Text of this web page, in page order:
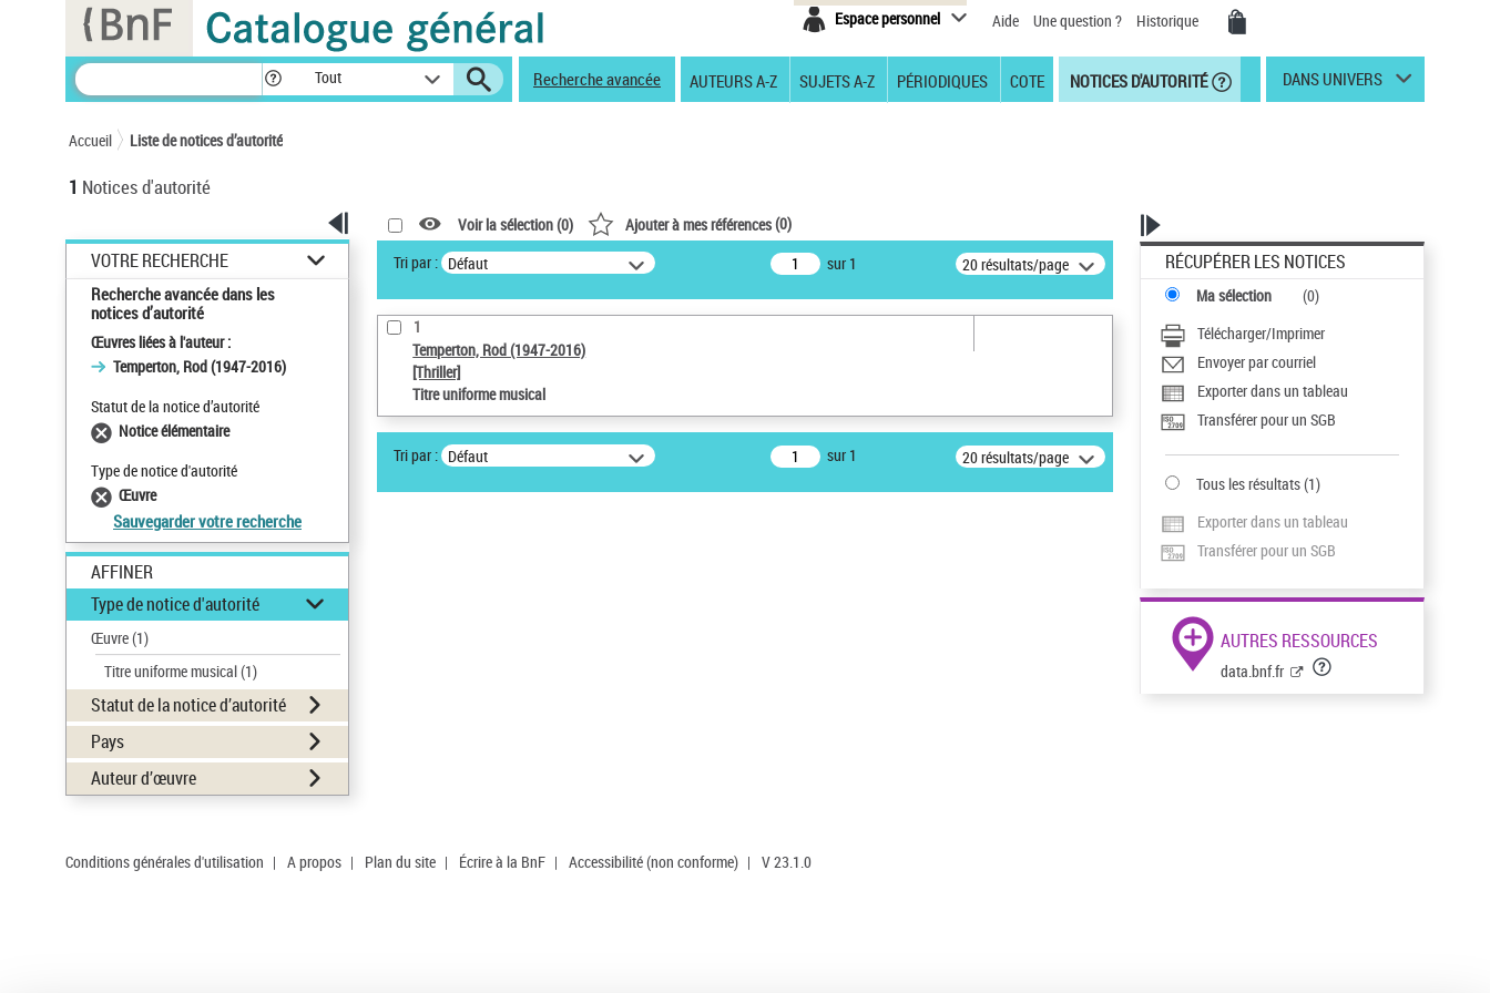
Espace personnel Aide Une question ? Historique
Tout Recherche avancée AUTEURS A-Z SUJETS A-Z PÉRIODIQUES COTE NOTICES D'AUTORITÉ DANS UNIVERS
Accueil Liste de notices d’autorité
1 Notices d'autorité
VOTRE RECHERCHE
Recherche avancée dans les
notices d’autorité
Œuvres liées à l'auteur :
Temperton, Rod (1947-2016)
Statut de la notice d’autorité
Notice élémentaire
Type de notice d'autorité
Œuvre
Sauvegarder votre recherche
AFFINER
Type de notice d'autorité
Œuvre(1)
Titre uniforme musical(1)
Statut de la notice d’autorité
Pays
Auteur d’œuvre
Voir la sélection (0) Ajouter à mes références(0)
Tri par : Défaut sur 1 20 résultats/page
1
Temperton, Rod (1947-2016)
[Thriller]
Titre uniforme musical
Tri par : Défaut sur 1 20 résultats/page
RÉCUPÉRER LES NOTICES
Ma sélection (0)
Télécharger/Imprimer
Envoyer par courriel
Exporter dans un tableau
Transférer pour un SGB
Tous les résultats(1)
Exporter dans un tableau
Transférer pour un SGB
AUTRES RESSOURCES
data.bnf.fr
Conditions générales d'utilisation | A propos | Plan du site | Écrire à la BnF | Accessibilité (non conforme) | V 23.1.0
Panneau de gestion des cookies